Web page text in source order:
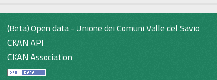
(Beta) Open data - Unione dei Comuni Valle del Savio
CKAN API
CKAN Association